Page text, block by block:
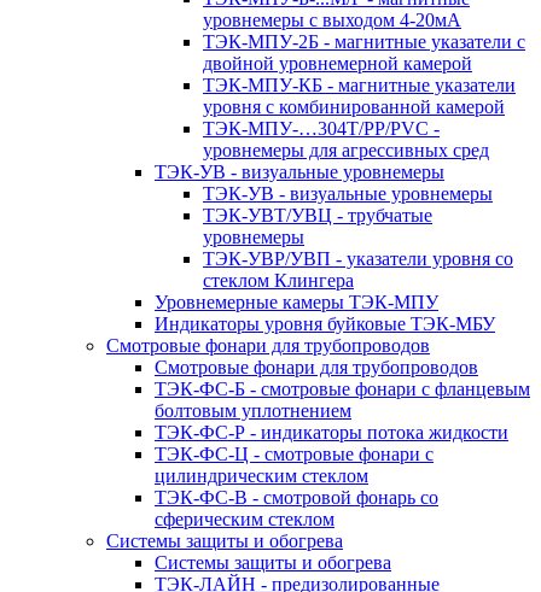
уровнемеры с выходом 4-20мА
ТЭК-МПУ-2Б - магнитные указатели с
двойной уровнемерной камерой
ТЭК-МПУ-КБ - магнитные указатели
уровня с комбинированной камерой
ТЭК-МПУ-…304Т/PP/PVC -
уровнемеры для агрессивных сред
ТЭК-УВ - визуальные уровнемеры
ТЭК-УВ - визуальные уровнемеры
ТЭК-УВТ/УВЦ - трубчатые
уровнемеры
ТЭК-УВР/УВП - указатели уровня со
стеклом Клингера
Уровнемерные камеры ТЭК-МПУ
Индикаторы уровня буйковые ТЭК-МБУ
Смотровые фонари для трубопроводов
Смотровые фонари для трубопроводов
ТЭК-ФС-Б - смотровые фонари с фланцевым
болтовым уплотнением
ТЭК-ФС-Р - индикаторы потока жидкости
ТЭК-ФС-Ц - смотровые фонари с
цилиндрическим стеклом
ТЭК-ФС-В - смотровой фонарь со
сферическим стеклом
Системы защиты и обогрева
Системы защиты и обогрева
ТЭК-ЛАЙН - предизолированные